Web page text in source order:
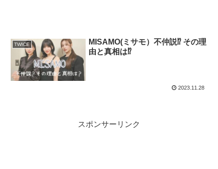
TWICE
MISAMO(ミサモ）不仲説⁉ その理
由と真相は⁉
2023.11.28
スポンサーリンク